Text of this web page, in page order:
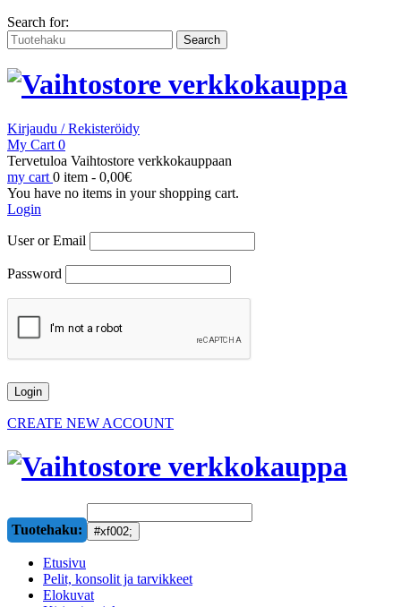
Search for:
Kirjaudu / Rekisteröidy
My Cart 0
Tervetuloa Vaihtostore verkkokauppaan
my cart 0 item - 0,00€
You have no items in your shopping cart.
Login
User or Email
Password
CREATE NEW ACCOUNT
Tuotehaku:
Etusivu
Pelit, konsolit ja tarvikkeet
Elokuvat